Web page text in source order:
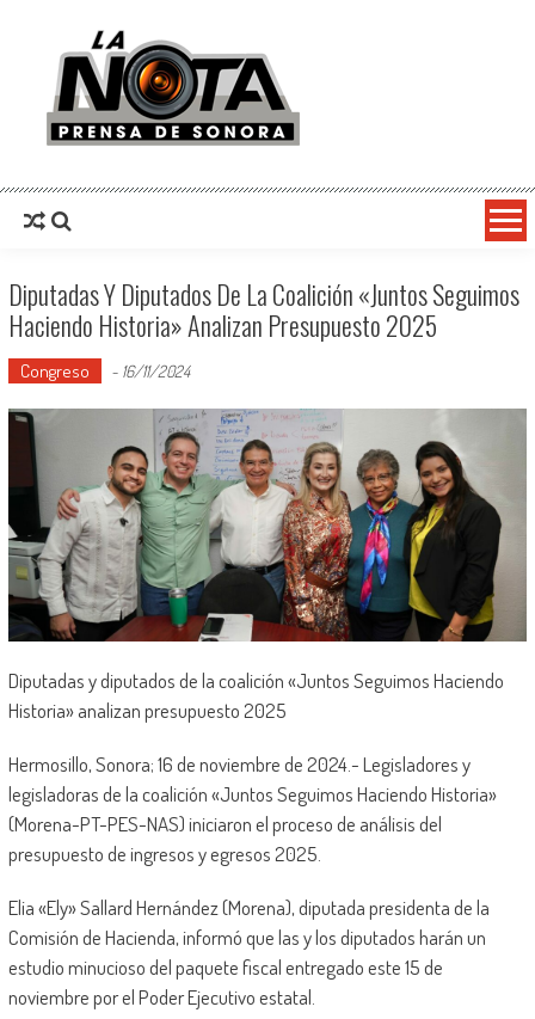
La Nota Prensa De Sonora
Diputadas Y Diputados De La Coalición «Juntos Seguimos
Haciendo Historia» Analizan Presupuesto 2025
Congreso - 16/11/2024
Diputadas y diputados de la coalición «Juntos Seguimos Haciendo
Historia» analizan presupuesto 2025
Hermosillo, Sonora; 16 de noviembre de 2024.- Legisladores y
legisladoras de la coalición «Juntos Seguimos Haciendo Historia»
(Morena-PT-PES-NAS) iniciaron el proceso de análisis del
presupuesto de ingresos y egresos 2025.
Elia «Ely» Sallard Hernández (Morena), diputada presidenta de la
Comisión de Hacienda, informó que las y los diputados harán un
estudio minucioso del paquete fiscal entregado este 15 de
noviembre por el Poder Ejecutivo estatal.